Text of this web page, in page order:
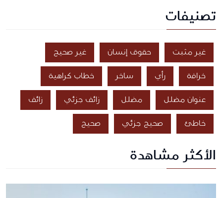
تصنيفات
غير مثبت حقوق إنسان غير صحيح
خرافة رأي ساخر خطاب كراهية
عنوان مضلل مضلل زائف جزئي زائف
خاطئ صحيح جزئي صحيح
الأكثر مشاهدة